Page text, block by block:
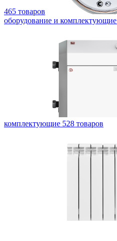
465 товаров
оборудование и комплектующие
комплектующие 528 товаров